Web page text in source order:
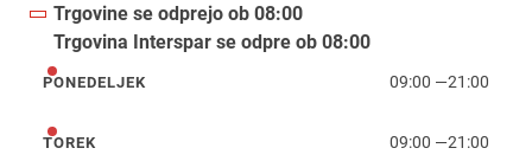
Trgovine se odprejo ob 08:00
Trgovina Interspar se odpre ob 08:00
ponedeljek
PONEDELJEK 09:00 —21:00
torek
TOREK 09:00 —21:00